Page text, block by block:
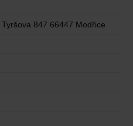
847 66447 Modřice